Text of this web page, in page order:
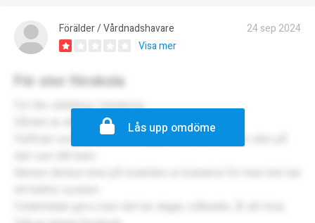
Förälder / Vårdnadshavare
24 sep 2024
Visa mer
För stor förskola
För lite städning i lokalerna.
Gården är alltid översvämmad vid regn.
Fallfrukt som inte plockas upp, råttor och kaniner äter på
Lås upp omdöme